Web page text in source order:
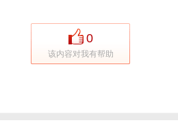
0
该内容对我有帮助